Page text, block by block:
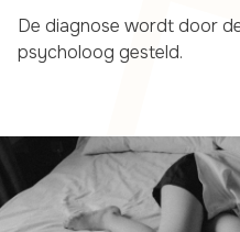
De diagnose wordt door
psycholoog gesteld.